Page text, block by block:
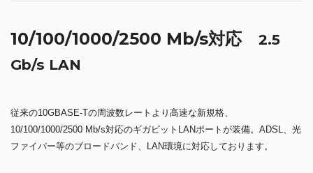
10/100/1000/2500 Mb/s対応 2.5
Gb/s LAN
従来の10GBASE-Tの周波数レートより高速な新規格、
10/100/1000/2500 Mb/s対応のギガビットLANポートが装備。ADSL、光
ファイバー等のブロードバンド、LAN環境に対応しております。